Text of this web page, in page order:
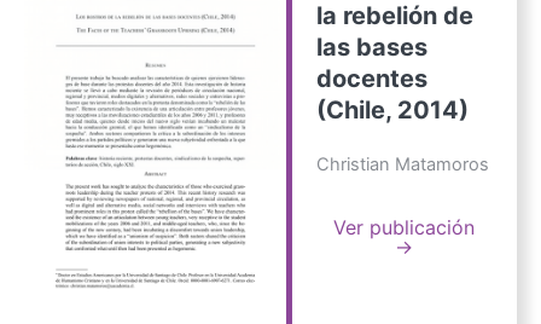
la rebelión de
las bases
docentes
(Chile, 2014)
Christian Matamoros
Ver publicación
→